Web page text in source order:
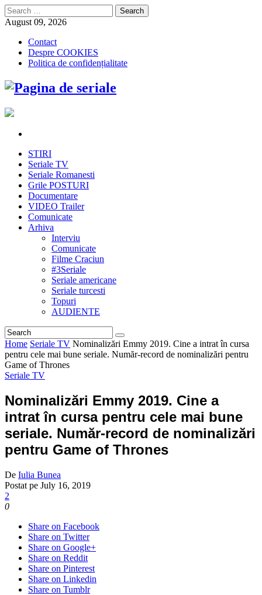
Search
for:
August 09, 2026
Contact
Despre COOKIES
Politica de confidențialitate
STIRI
Seriale TV
Seriale Romanesti
Grile POSTURI
Documentare
VIDEO Trailer
Comunicate
Arhiva
Interviu
Comunicate
Filme Craciun
#3Seriale
Seriale americane
Seriale turcesti
Topuri
AUDIENTE
Home Seriale TV Nominalizări Emmy 2019. Cine a intrat în cursa
pentru cele mai bune seriale. Număr-record de nominalizări pentru
Game of Thrones
Seriale TV
Nominalizări Emmy 2019. Cine a
intrat în cursa pentru cele mai bune
seriale. Număr-record de nominalizări
pentru Game of Thrones
De Iulia Bunea
Postat pe July 16, 2019
2
0
Share on Facebook
Share on Twitter
Share on Google+
Share on Reddit
Share on Pinterest
Share on Linkedin
Share on Tumblr